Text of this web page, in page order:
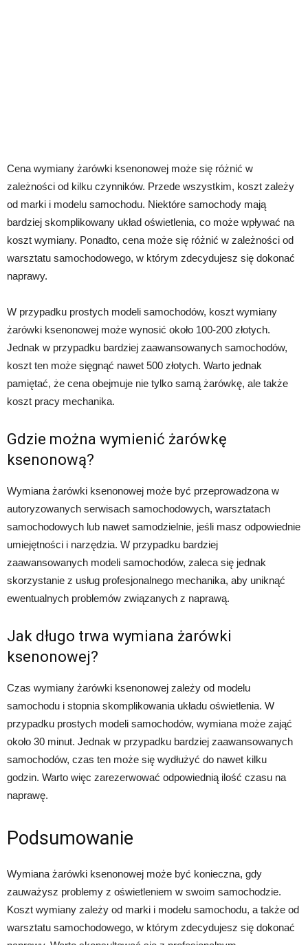
Cena wymiany żarówki ksenonowej może się różnić w
zależności od kilku czynników. Przede wszystkim, koszt zależy
od marki i modelu samochodu. Niektóre samochody mają
bardziej skomplikowany układ oświetlenia, co może wpływać na
koszt wymiany. Ponadto, cena może się różnić w zależności od
warsztatu samochodowego, w którym zdecydujesz się dokonać
naprawy.
W przypadku prostych modeli samochodów, koszt wymiany
żarówki ksenonowej może wynosić około 100-200 złotych.
Jednak w przypadku bardziej zaawansowanych samochodów,
koszt ten może sięgnąć nawet 500 złotych. Warto jednak
pamiętać, że cena obejmuje nie tylko samą żarówkę, ale także
koszt pracy mechanika.
Gdzie można wymienić żarówkę
ksenonową?
Wymiana żarówki ksenonowej może być przeprowadzona w
autoryzowanych serwisach samochodowych, warsztatach
samochodowych lub nawet samodzielnie, jeśli masz odpowiednie
umiejętności i narzędzia. W przypadku bardziej
zaawansowanych modeli samochodów, zaleca się jednak
skorzystanie z usług profesjonalnego mechanika, aby uniknąć
ewentualnych problemów związanych z naprawą.
Jak długo trwa wymiana żarówki
ksenonowej?
Czas wymiany żarówki ksenonowej zależy od modelu
samochodu i stopnia skomplikowania układu oświetlenia. W
przypadku prostych modeli samochodów, wymiana może zająć
około 30 minut. Jednak w przypadku bardziej zaawansowanych
samochodów, czas ten może się wydłużyć do nawet kilku
godzin. Warto więc zarezerwować odpowiednią ilość czasu na
naprawę.
Podsumowanie
Wymiana żarówki ksenonowej może być konieczna, gdy
zauważysz problemy z oświetleniem w swoim samochodzie.
Koszt wymiany zależy od marki i modelu samochodu, a także od
warsztatu samochodowego, w którym zdecydujesz się dokonać